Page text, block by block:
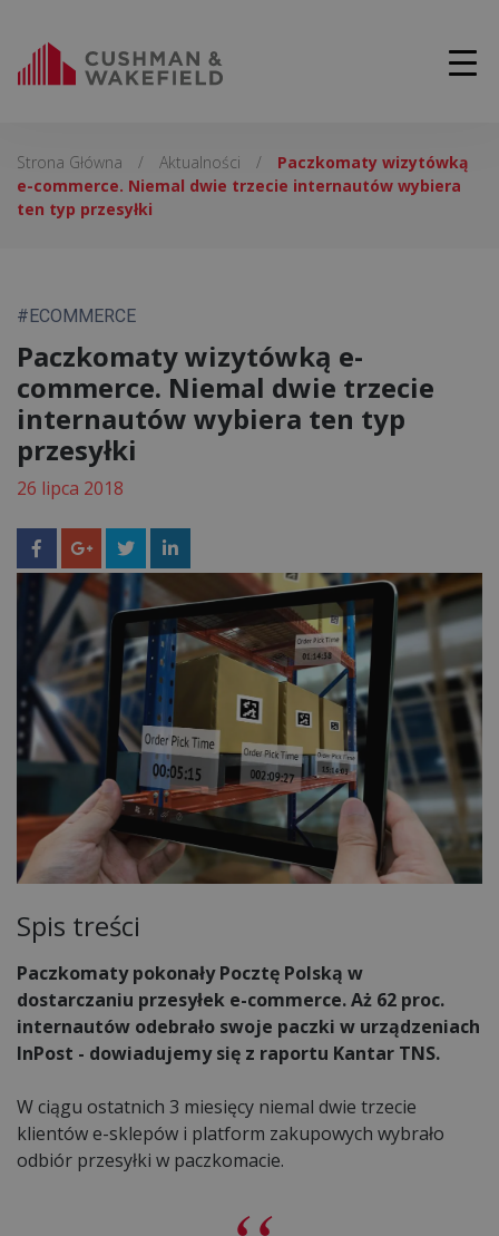
Strona Główna / Aktualności /
Paczkomaty wizytówką
e-commerce. Niemal dwie trzecie internautów wybiera
ten typ przesyłki
#ECOMMERCE
Paczkomaty wizytówką e-
commerce. Niemal dwie trzecie
internautów wybiera ten typ
przesyłki
26 lipca 2018
Spis treści
Paczkomaty pokonały Pocztę Polską w
dostarczaniu przesyłek e-commerce. Aż 62 proc.
internautów odebrało swoje paczki w urządzeniach
InPost - dowiadujemy się z raportu Kantar TNS.
W ciągu ostatnich 3 miesięcy niemal dwie trzecie
klientów e-sklepów i platform zakupowych wybrało
odbiór przesyłki w paczkomacie.